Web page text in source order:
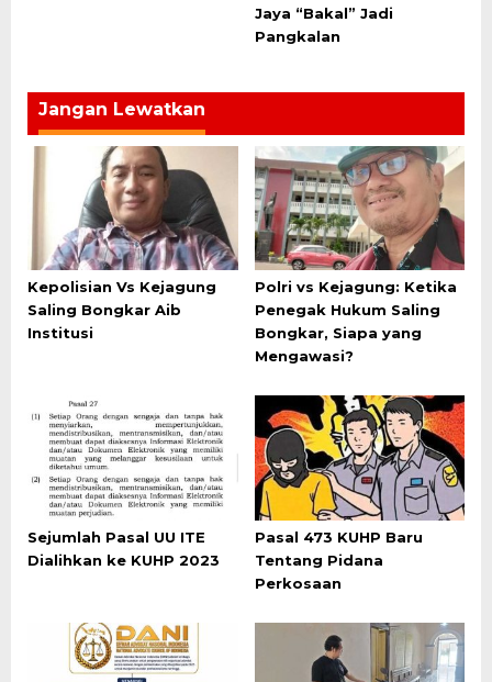
Jaya “Bakal” Jadi
Pangkalan
Jangan Lewatkan
Kepolisian Vs Kejagung
Saling Bongkar Aib
Institusi
Polri vs Kejagung: Ketika
Penegak Hukum Saling
Bongkar, Siapa yang
Mengawasi?
Sejumlah Pasal UU ITE
Dialihkan ke KUHP 2023
Pasal 473 KUHP Baru
Tentang Pidana
Perkosaan